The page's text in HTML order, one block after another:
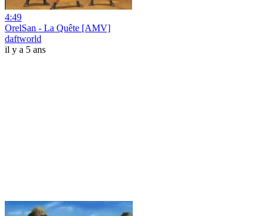
4:49
OrelSan - La Quête [AMV]
daftworld
il y a 5 ans